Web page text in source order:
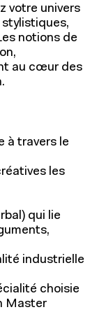
votre univers
stylistiques,
notions de
au cœur des
à travers le
les
qui lie
industrielle
choisie
Master